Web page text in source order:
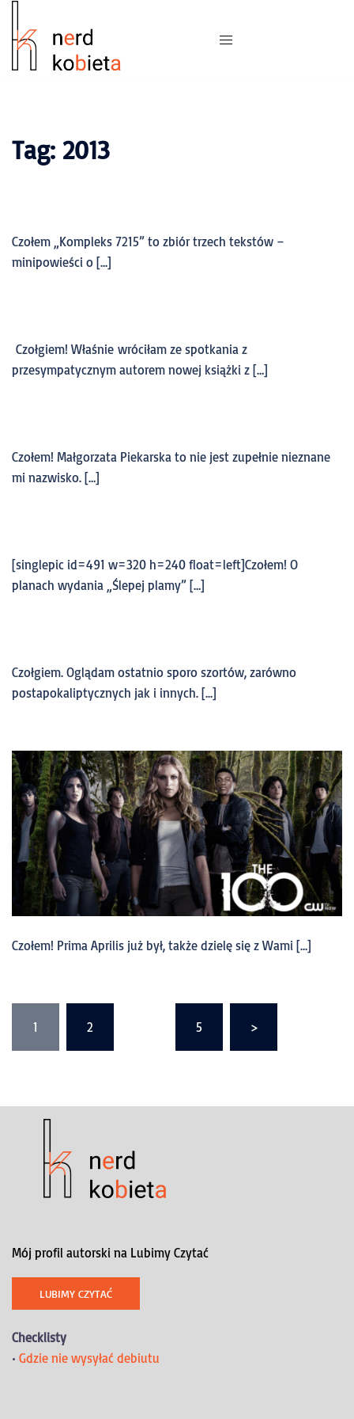
Tag: 2013
Czołem „Kompleks 7215” to zbiór trzech tekstów –
minipowieści o […]
Czołgiem! Właśnie wróciłam ze spotkania z
przesympatycznym autorem nowej książki z […]
Czołem! Małgorzata Piekarska to nie jest zupełnie nieznane
mi nazwisko. […]
[singlepic id=491 w=320 h=240 float=left]Czołem! O
planach wydania „Ślepej plamy” […]
Czołgiem. Oglądam ostatnio sporo szortów, zarówno
postapokaliptycznych jak i innych. […]
Czołem! Prima Aprilis już był, także dzielę się z Wami […]
1 2 5 >
Mój profil autorski na Lubimy Czytać
LUBIMY CZYTAĆ
Checklisty
• Gdzie nie wysyłać debiutu